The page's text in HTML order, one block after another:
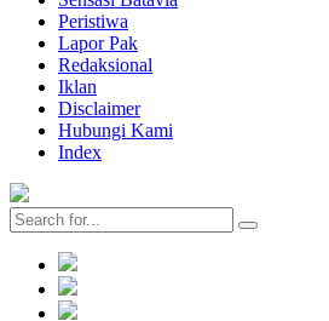
Peristiwa
Lapor Pak
Redaksional
Iklan
Disclaimer
Hubungi Kami
Index